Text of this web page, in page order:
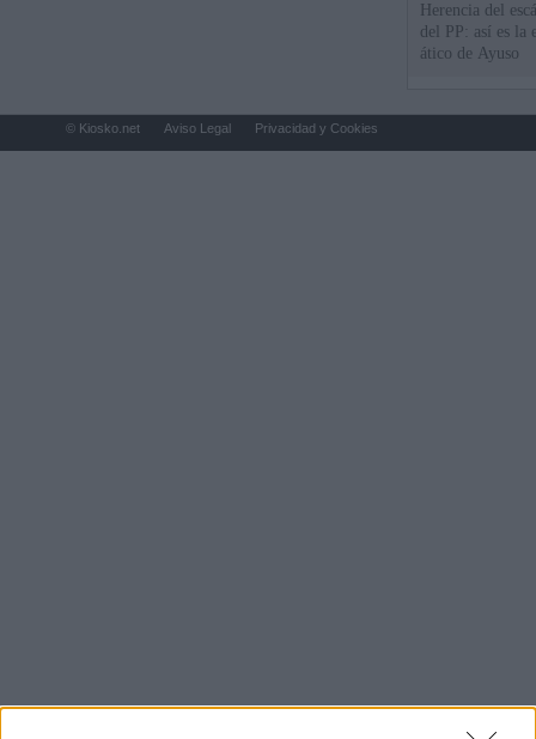
Herencia del
del PP: así es la
ático de Ayuso
© Kiosko.net Aviso Legal Privacidad y Cookies